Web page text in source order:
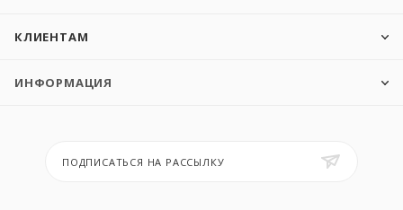
КЛИЕНТАМ
ИНФОРМАЦИЯ
ПОДПИСАТЬСЯ НА РАССЫЛКУ